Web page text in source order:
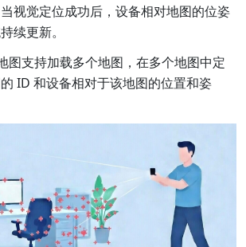
视觉定位成功后，设备相对地图的位姿
续更新。
图支持加载多个地图，在多个地图中定
ID 和设备相对于该地图的位置和姿